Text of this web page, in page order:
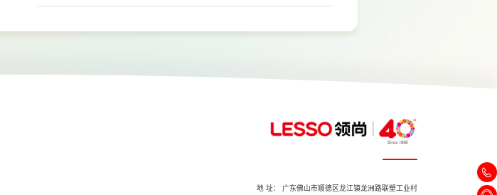
地 址： 广东佛山市顺德区龙江镇龙洲路联塑工业村